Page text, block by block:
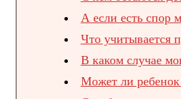
А если есть спор
Что учитывается
В каком случае
Может ли ребенок